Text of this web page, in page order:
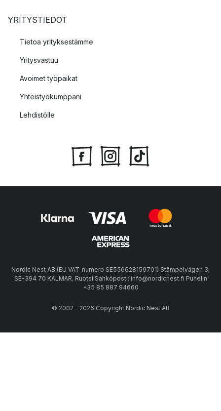
YRITYSTIEDOT
Tietoa yrityksestämme
Yritysvastuu
Avoimet työpaikat
Yhteistyökumppani
Lehdistölle
Nordic Nest AB (EU VAT-numero SE556628159701) Stämpelvägen 3,
SE-394 70 KALMAR, Ruotsi Sähköposti: info@nordicnest.fi Puhelin
+35 85 887 94660
© 2002 - 2026 Copyright Nordic Nest AB